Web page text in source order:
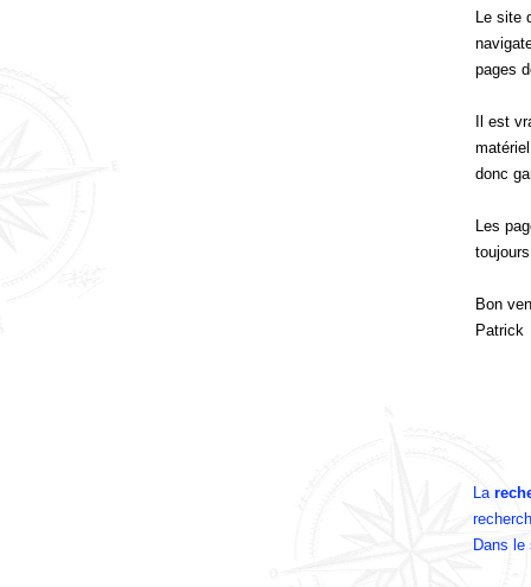
Le site
pages
Il est
donc
Les
Bon
Patrick
La
Dans le